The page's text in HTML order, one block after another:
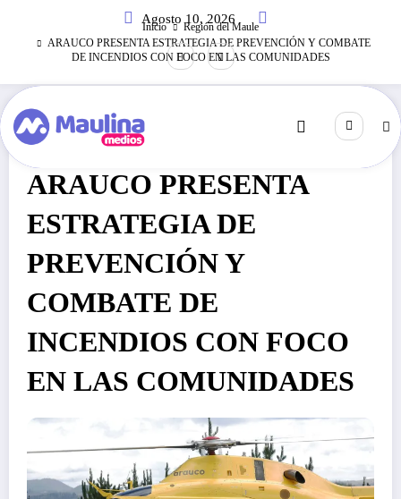
contenido
Agosto 10, 2026
Inicio
Región del Maule
ARAUCO PRESENTA ESTRATEGIA DE PREVENCIÓN Y COMBATE
DE INCENDIOS CON FOCO EN LAS COMUNIDADES
Región Del Maule Visitas
ARAUCO PRESENTA
ESTRATEGIA DE
PREVENCIÓN Y
COMBATE DE
INCENDIOS CON FOCO
EN LAS COMUNIDADES